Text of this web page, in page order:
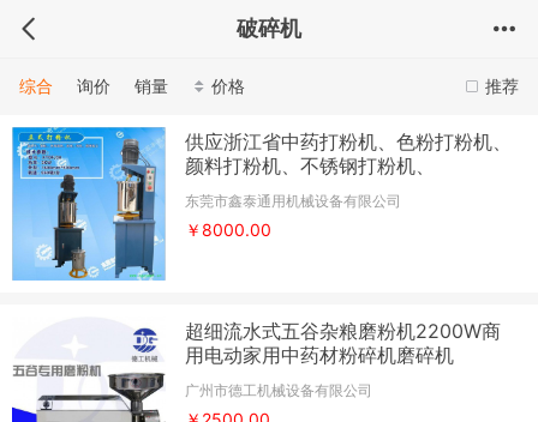
破碎机
推荐
综合 询价 销量 价格
供应浙江省中药打粉机、色粉打粉机、
颜料打粉机、不锈钢打粉机、
东莞市鑫泰通用机械设备有限公司
￥8000.00
超细流水式五谷杂粮磨粉机2200W商
用电动家用中药材粉碎机磨碎机
广州市德工机械设备有限公司